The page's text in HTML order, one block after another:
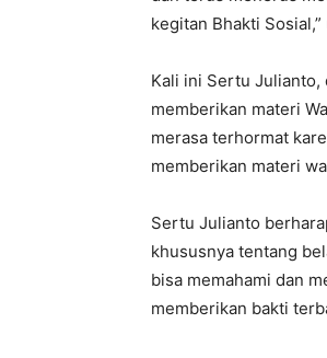
kegitan Bhakti
Kali ini Sertu Julianto,
memberikan materi
merasa terhormat
memberikan materi
Sertu Julianto
khususnya tentang
bisa memahami dan
memberikan bakti